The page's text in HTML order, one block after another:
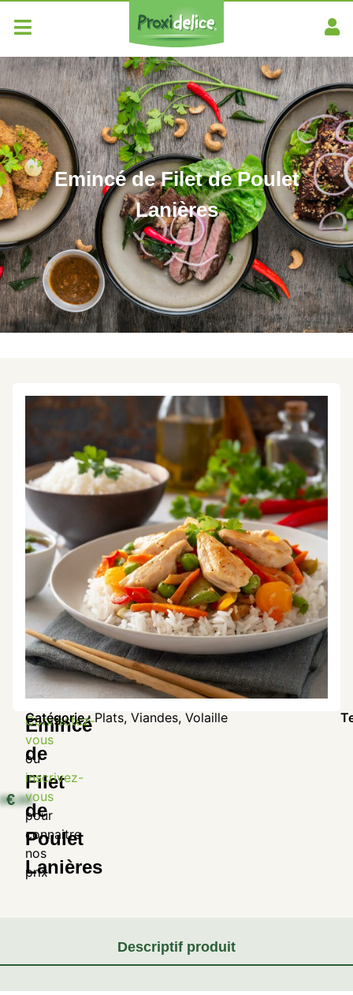
Emincé de Filet de Poulet
Lanières
Emincé
de
Filet
de
Poulet
Lanières
€
Connectez-
vous
ou
inscrivez-
vous
pour
connaitre
nos
prix
Catégorie :Plats, Viandes, Volaille
Descriptif produit